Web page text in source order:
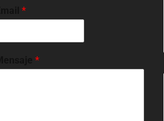
Email*
Mensaje*